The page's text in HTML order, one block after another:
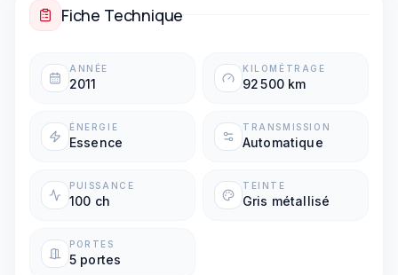
Fiche Technique
ANNÉE
2011
KILOMÉTRAGE
92 500 km
ÉNERGIE
Essence
TRANSMISSION
Automatique
PUISSANCE
100 ch
TEINTE
Gris métallisé
PORTES
5 portes